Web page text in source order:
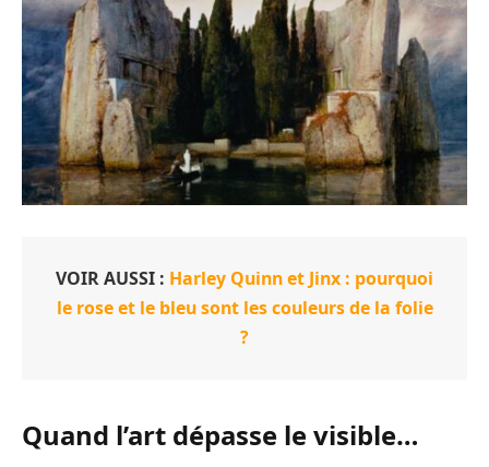
VOIR AUSSI : Harley Quinn et Jinx : pourquoi
le rose et le bleu sont les couleurs de la folie
?
Quand l’art dépasse le visible…